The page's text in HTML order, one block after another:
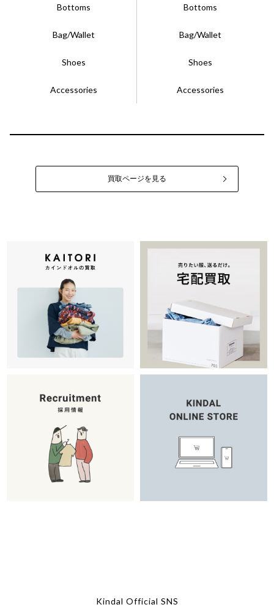
Bottoms
Bag/Wallet
Shoes
Accessories
Bottoms
Bag/Wallet
Shoes
Accessories
買取ページを見る
Kindal Official SNS